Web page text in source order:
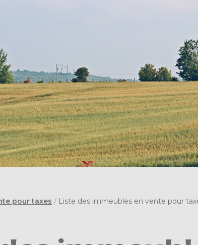
pour taxes / Liste des immeubles en vente pour